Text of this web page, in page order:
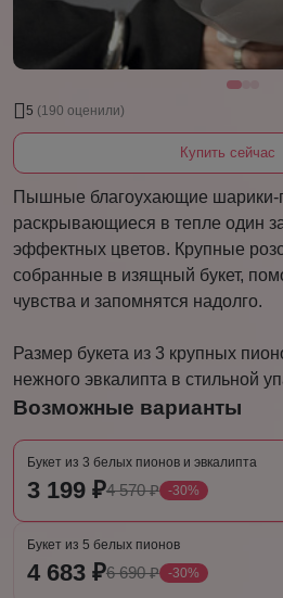
5 (190 оценили)
Купить сейчас
Пышные благоухающие шарики-
раскрывающиеся в тепле один
эффектных цветов. Крупные
собранные в изящный букет,
чувства и запомнятся надолго.
Размер букета из 3 крупных
нежного эвкалипта в стильной
Возможные варианты
Букет из 3 белых пионов и эвкалипта
3 199 ₽4 570 ₽ -30%
Букет из 5 белых пионов
4 683 ₽6 690 ₽ -30%